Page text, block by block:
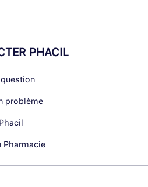
PHACIL
problème
Pharmacie